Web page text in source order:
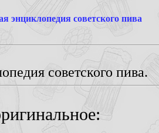
энциклопедия советского пива
советского пива.